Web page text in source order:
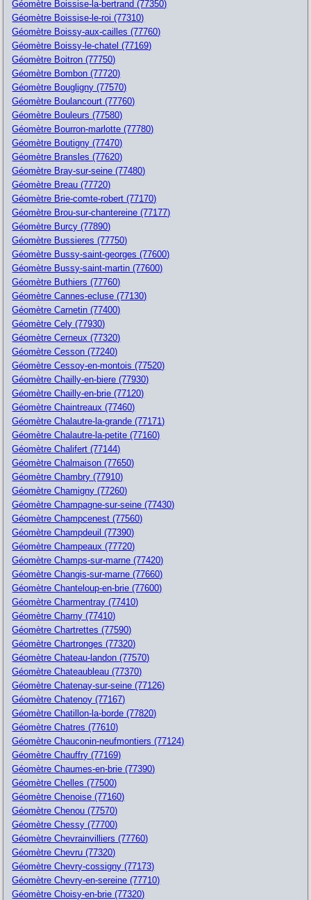
Géomètre Boissise-la-bertrand (77350)
Géomètre Boissise-le-roi (77310)
Géomètre Boissy-aux-cailles (77760)
Géomètre Boissy-le-chatel (77169)
Géomètre Boitron (77750)
Géomètre Bombon (77720)
Géomètre Bougligny (77570)
Géomètre Boulancourt (77760)
Géomètre Bouleurs (77580)
Géomètre Bourron-marlotte (77780)
Géomètre Boutigny (77470)
Géomètre Bransles (77620)
Géomètre Bray-sur-seine (77480)
Géomètre Breau (77720)
Géomètre Brie-comte-robert (77170)
Géomètre Brou-sur-chantereine (77177)
Géomètre Burcy (77890)
Géomètre Bussieres (77750)
Géomètre Bussy-saint-georges (77600)
Géomètre Bussy-saint-martin (77600)
Géomètre Buthiers (77760)
Géomètre Cannes-ecluse (77130)
Géomètre Carnetin (77400)
Géomètre Cely (77930)
Géomètre Cerneux (77320)
Géomètre Cesson (77240)
Géomètre Cessoy-en-montois (77520)
Géomètre Chailly-en-biere (77930)
Géomètre Chailly-en-brie (77120)
Géomètre Chaintreaux (77460)
Géomètre Chalautre-la-grande (77171)
Géomètre Chalautre-la-petite (77160)
Géomètre Chalifert (77144)
Géomètre Chalmaison (77650)
Géomètre Chambry (77910)
Géomètre Chamigny (77260)
Géomètre Champagne-sur-seine (77430)
Géomètre Champcenest (77560)
Géomètre Champdeuil (77390)
Géomètre Champeaux (77720)
Géomètre Champs-sur-marne (77420)
Géomètre Changis-sur-marne (77660)
Géomètre Chanteloup-en-brie (77600)
Géomètre Charmentray (77410)
Géomètre Charny (77410)
Géomètre Chartrettes (77590)
Géomètre Chartronges (77320)
Géomètre Chateau-landon (77570)
Géomètre Chateaubleau (77370)
Géomètre Chatenay-sur-seine (77126)
Géomètre Chatenoy (77167)
Géomètre Chatillon-la-borde (77820)
Géomètre Chatres (77610)
Géomètre Chauconin-neufmontiers (77124)
Géomètre Chauffry (77169)
Géomètre Chaumes-en-brie (77390)
Géomètre Chelles (77500)
Géomètre Chenoise (77160)
Géomètre Chenou (77570)
Géomètre Chessy (77700)
Géomètre Chevrainvilliers (77760)
Géomètre Chevru (77320)
Géomètre Chevry-cossigny (77173)
Géomètre Chevry-en-sereine (77710)
Géomètre Choisy-en-brie (77320)